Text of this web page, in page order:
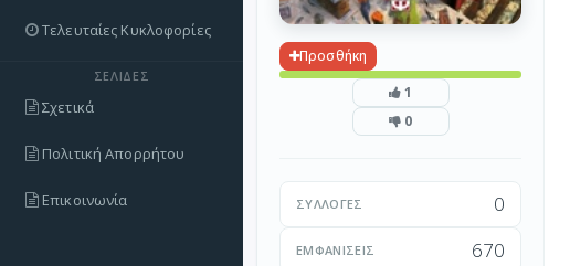
Τελευταίες Κυκλοφορίες
ΣΕΛΊΔΕΣ
Σχετικά
Πολιτική Απορρήτου
Επικοινωνία
Προσθήκη
1
0
ΣΥΛΛΟΓΈΣ 0
ΕΜΦΑΝΊΣΕΙΣ 670